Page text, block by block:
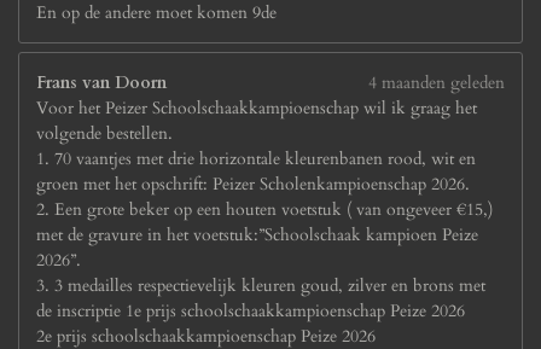
En op de andere moet komen 9de
Frans van Doorn
4 maanden geleden
Voor het Peizer Schoolschaakkampioenschap wil ik graag het
volgende bestellen.
1. 70 vaantjes met drie horizontale kleurenbanen rood, wit en
groen met het opschrift: Peizer Scholenkampioenschap 2026.
2. Een grote beker op een houten voetstuk ( van ongeveer €15,)
met de gravure in het voetstuk:”Schoolschaak kampioen Peize
2026”.
3. 3 medailles respectievelijk kleuren goud, zilver en brons met
de inscriptie 1e prijs schoolschaakkampioenschap Peize 2026
2e prijs schoolschaakkampioenschap Peize 2026